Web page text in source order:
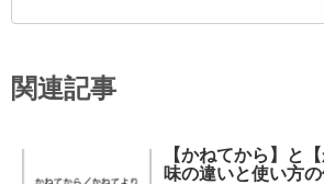
関連記事
【かねてから】と
味の違いと使い方